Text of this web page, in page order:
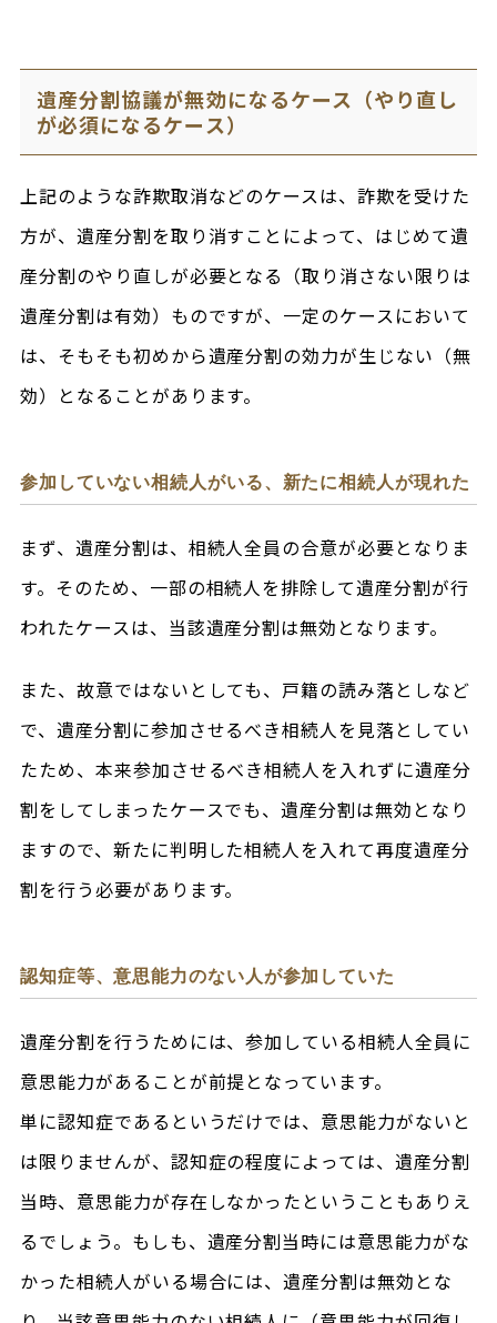
遺産分割協議が無効になるケース（やり直し
が必須になるケース）
上記のような詐欺取消などのケースは、詐欺を受けた
方が、遺産分割を取り消すことによって、はじめて遺
産分割のやり直しが必要となる（取り消さない限りは
遺産分割は有効）ものですが、一定のケースにおいて
は、そもそも初めから遺産分割の効力が生じない（無
効）となることがあります。
参加していない相続人がいる、新たに相続人が現れた
まず、遺産分割は、相続人全員の合意が必要となりま
す。そのため、一部の相続人を排除して遺産分割が行
われたケースは、当該遺産分割は無効となります。
また、故意ではないとしても、戸籍の読み落としなど
で、遺産分割に参加させるべき相続人を見落としてい
たため、本来参加させるべき相続人を入れずに遺産分
割をしてしまったケースでも、遺産分割は無効となり
ますので、新たに判明した相続人を入れて再度遺産分
割を行う必要があります。
認知症等、意思能力のない人が参加していた
遺産分割を行うためには、参加している相続人全員に
意思能力があることが前提となっています。
単に認知症であるというだけでは、意思能力がないと
は限りませんが、認知症の程度によっては、遺産分割
当時、意思能力が存在しなかったということもありえ
るでしょう。もしも、遺産分割当時には意思能力がな
かった相続人がいる場合には、遺産分割は無効とな